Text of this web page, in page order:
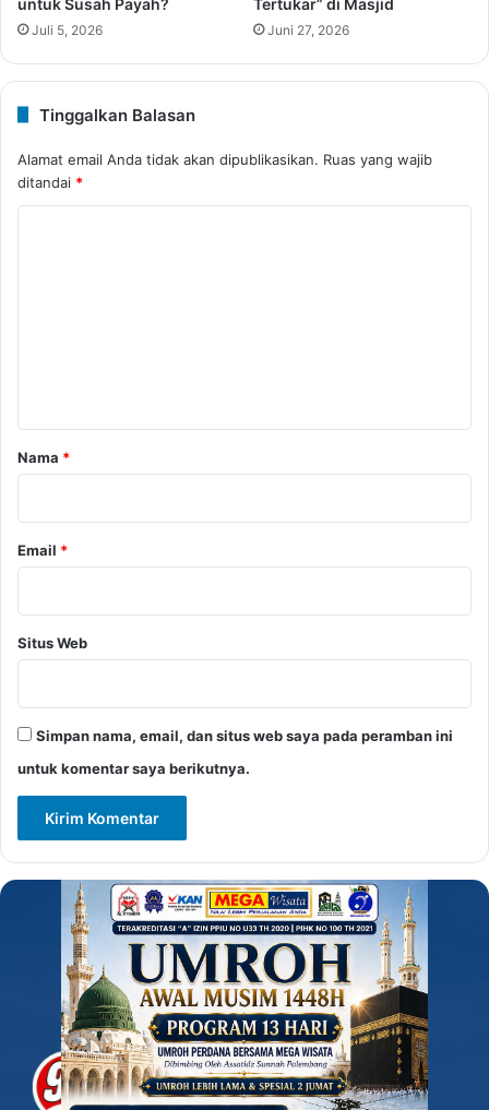
untuk Susah Payah?
Juli 5, 2026
Tertukar” di Masjid
Juni 27, 2026
Tinggalkan Balasan
Alamat email Anda tidak akan dipublikasikan. Ruas yang wajib
ditandai *
rNama *
Email *
Situs Web
Simpan nama, email, dan situs web saya pada peramban ini
untuk komentar saya berikutnya.